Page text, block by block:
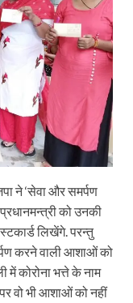
ने ‘सेवा और समर्पण
को उनकी
लिखेंगे. परन्तु
करने वाली आशाओं को
में कोरोना भत्ते के नाम
वो भी आशाओं को नहीं